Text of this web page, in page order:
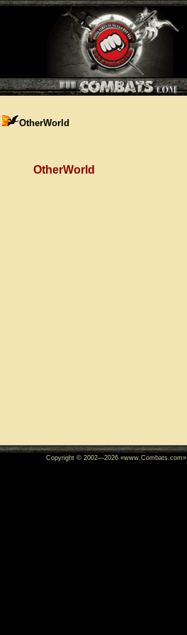
OtherWorld
OtherWorld
Copyright © 2002—2026«www.Combats.com»